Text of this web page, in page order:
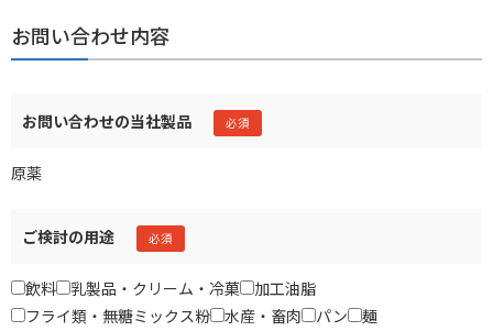
お問い合わせ内容
お問い合わせの当社製品
原薬
ご検討の用途
飲料 乳製品・クリーム・冷菓
加工油脂
フライ類・無糖ミックス粉
水産・畜肉 パン
麺